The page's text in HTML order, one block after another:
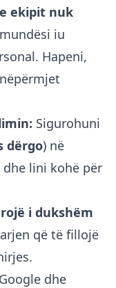
ekipit nuk
iu
Hapeni,
Sigurohuni
dërgo) në
lini kohë për
i dukshëm
që të fillojë
dhe